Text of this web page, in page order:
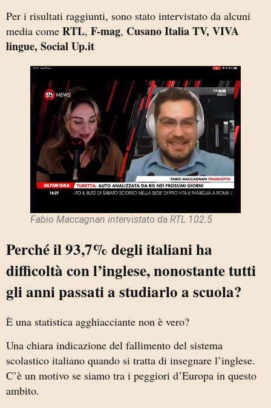
Per i risultati raggiunti, sono stato intervistato da alcuni
media come RTL, F-mag, Cusano Italia TV, VIVA
lingue, Social Up.it
Fabio Maccagnan intervistato da RTL 102.5
Perché il 93,7% degli italiani ha
difficoltà con l’inglese, nonostante tutti
gli anni passati a studiarlo a scuola?
È una statistica agghiacciante non è vero?
Una chiara indicazione del fallimento del sistema
scolastico italiano quando si tratta di insegnare l’inglese.
C’è un motivo se siamo tra i peggiori d’Europa in questo
ambito.